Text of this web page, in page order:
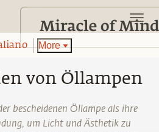
More
von Öllampen
bescheidenen Öllampe als ihre
um Licht und Ästhetik zu